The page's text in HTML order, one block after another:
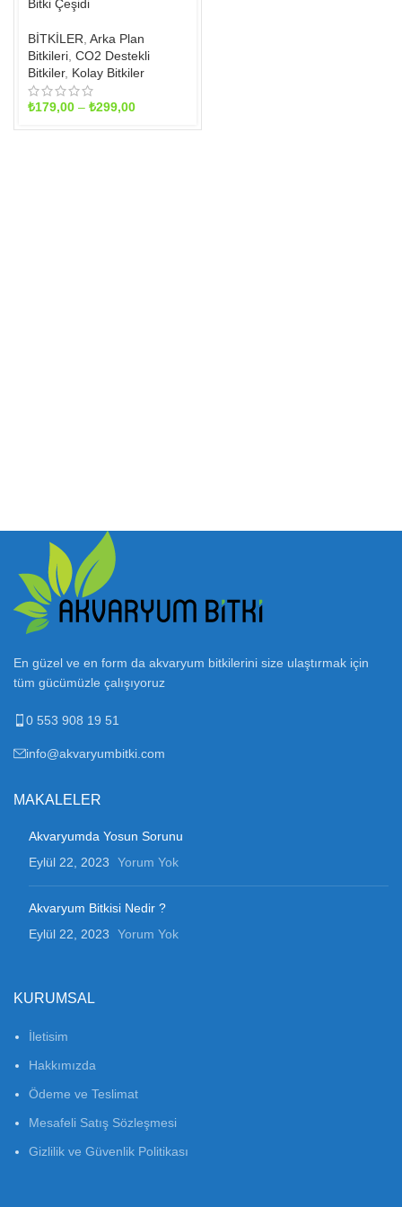
seçilebilir
Bitki Çeşidi
BİTKİLER Arka Plan
Bitkileri CO2 Destekli
Bitkiler, Kolay Bitkiler
₺179,00 – ₺299,00Fiyat
En güzel ve en form da akvaryum bitkilerini size ulaştırmak için
tüm gücümüzle çalışıyoruz
0 553 908 19 51
info@akvaryumbitki.com
MAKALELER
Akvaryumda Yosun Sorunu
Eylül 22, 2023
Yorum Yok
Akvaryum Bitkisi Nedir ?
Eylül 22, 2023
Yorum Yok
KURUMSAL
İletisim
Hakkımızda
Ödeme ve Teslimat
Mesafeli Satış Sözleşmesi
Gizlilik ve Güvenlik Politikası